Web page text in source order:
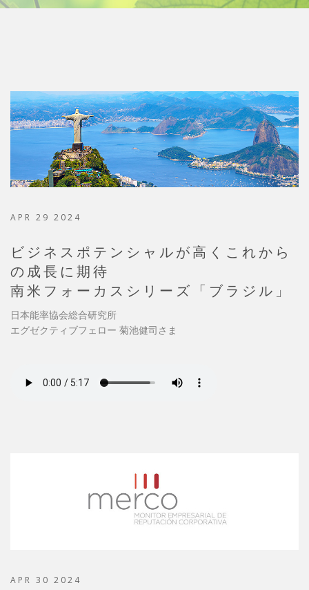
APR 29 2024
ビジネスポテンシャルが高くこれから
の成長に期待
南米フォーカスシリーズ「ブラジル」
日本能率協会総合研究所
エグゼクティブフェロー 菊池健司さま
APR 30 2024